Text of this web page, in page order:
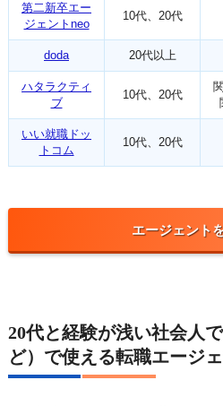
第二新卒エー
ジェントneo
10代、20代
doda 20代以上
ハタラクティ
ブ
10代、20代
いい就職ドッ
トコム
10代、20代
エージェント
20代と経験が浅い社会人
ど）で使える転職エージ